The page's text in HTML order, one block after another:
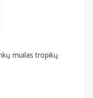
muilas tropikų